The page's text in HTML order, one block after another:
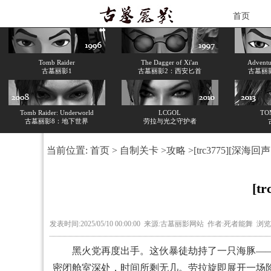
首页
Tomb Raider
古墓丽影1
The Dagger of Xi'an
古墓丽影2：西安匕首
古墓丽
Tomb Raider: Underworld
古墓丽影8：地下世界
LCGOL
劳拉与光之守护者
当前位置: 首页 > 自制关卡 >攻略 >[trc3775][深海回
发表时间:2025/05/10 00:00:00 来源:古墓丽影网站 作者:死者能舞 浏
黑火党再度出手。这伙暴徒劫持了一只海豚——
密闭舱室深处，时间所剩无几。劳拉旋即展开一